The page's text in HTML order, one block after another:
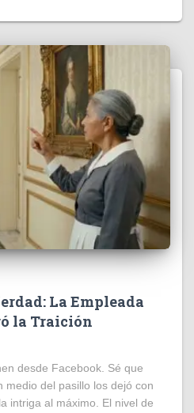
La Empleada
la Traición
desde Facebook. Sé que
medio del pasillo los dejó con
intriga al máximo. El nivel de